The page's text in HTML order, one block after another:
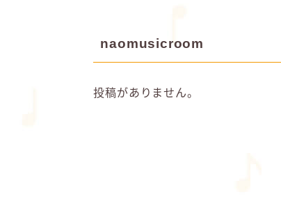
naomusicroom
投稿がありません。